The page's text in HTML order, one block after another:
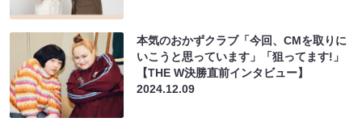
本気のおかずクラブ「今回、CMを取りに
いこうと思っています」「狙ってます!」
【THE W決勝直前インタビュー】
2024.12.09